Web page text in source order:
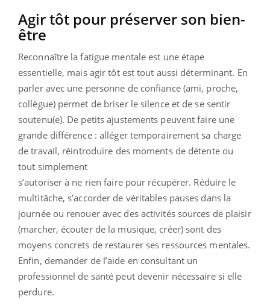
Agir tôt pour préserver son bien-
être
Reconnaître la fatigue mentale est une étape
essentielle, mais agir tôt est tout aussi déterminant. En
parler avec une personne de confiance (ami, proche,
collègue) permet de briser le silence et de se sentir
soutenu(e). De petits ajustements peuvent faire une
grande différence : alléger temporairement sa charge
de travail, réintroduire des moments de détente ou
tout simplement
s’autoriser à ne rien faire pour récupérer. Réduire le
multitâche, s’accorder de véritables pauses dans la
journée ou renouer avec des activités sources de plaisir
(marcher, écouter de la musique, créer) sont des
moyens concrets de restaurer ses ressources mentales.
Enfin, demander de l’aide en consultant un
professionnel de santé peut devenir nécessaire si elle
perdure.